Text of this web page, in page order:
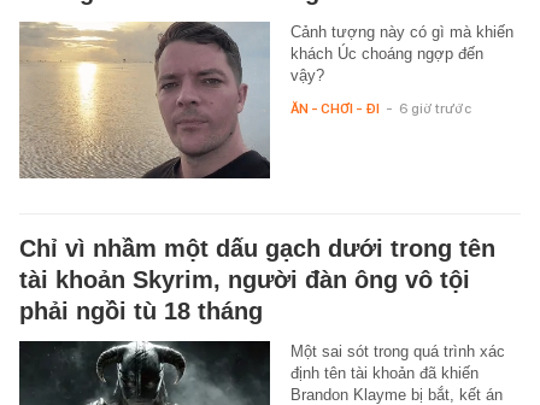
Cảnh tượng này có gì mà khiến
khách Úc choáng ngợp đến
vậy?
ĂN - CHƠI - ĐI - 6 giờ trước
Chỉ vì nhầm một dấu gạch dưới trong tên
tài khoản Skyrim, người đàn ông vô tội
phải ngồi tù 18 tháng
Một sai sót trong quá trình xác
định tên tài khoản đã khiến
Brandon Klayme bị bắt, kết án